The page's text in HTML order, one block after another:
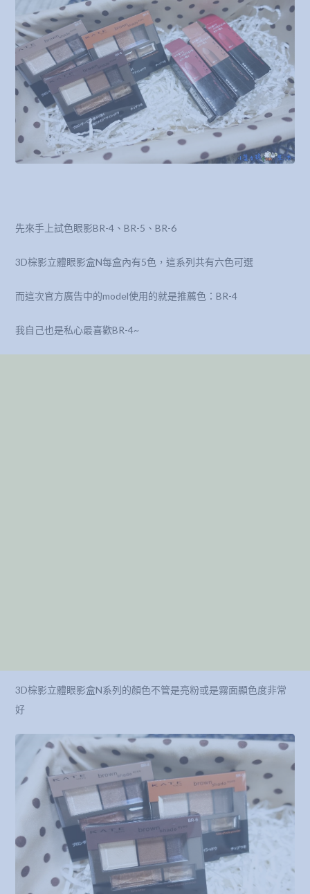
先來手上試色眼影BR-4、BR-5、BR-6
3D棕影立體眼影盒N每盒內有5色，這系列共有六色可選
而這次官方廣告中的model使用的就是推薦色：BR-4
我自己也是私心最喜歡BR-4~
3D棕影立體眼影盒N系列的顏色不管是亮粉或是霧面顯色度非常
好